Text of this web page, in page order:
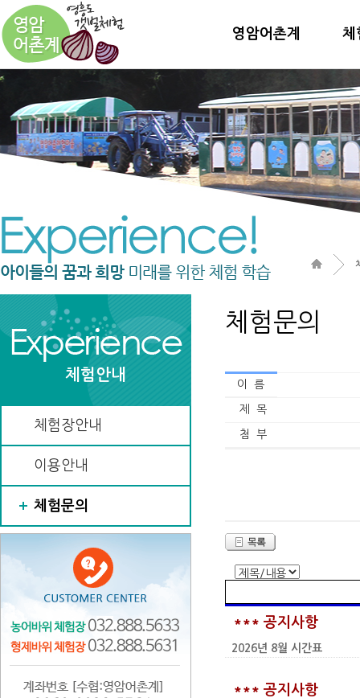
영암어촌계 체
체험안내
체험장안내
이용안내
체험문의
체험문의
이 름
제 목
첨 부
*** 공지사항
2026년 8월 시간표
*** 공지사항